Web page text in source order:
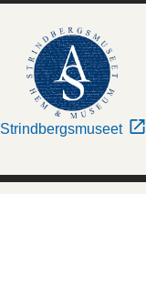
Strindbergsmuseet